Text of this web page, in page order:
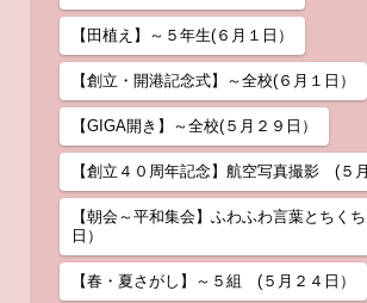
【田植え】～５年生(６月１日）
【創立・開港記念式】～全校(６月１日）
【GIGA開き】～全校(５月２９日）
【創立４０周年記念】航空写真撮影 (５月
【朝会～平和集会】ふわふわ言葉とちく
日）
【春・夏さがし】～５組 (５月２４日）